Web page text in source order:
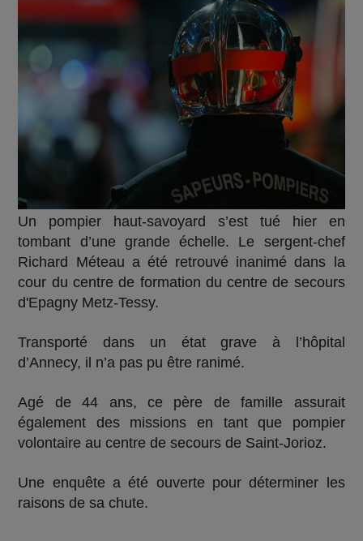
Un pompier haut-savoyard s’est tué hier en
tombant d’une grande échelle. Le sergent-chef
Richard Méteau a été retrouvé inanimé dans la
cour du centre de formation du centre de secours
d'Epagny Metz-Tessy.
Transporté dans un état grave à l’hôpital
d’Annecy, il n’a pas pu être ranimé.
Agé de 44 ans, ce père de famille assurait
également des missions en tant que pompier
volontaire au centre de secours de Saint-Jorioz.
Une enquête a été ouverte pour déterminer les
raisons de sa chute.